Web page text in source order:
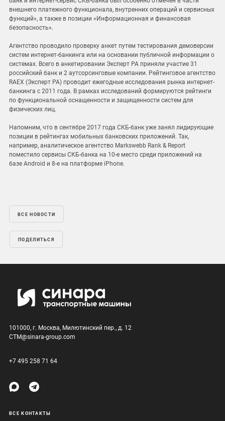
внешнего платежного функционала, внутренних операций и сервисных
функций», а также в позиции «Информационная и финансовая
безопасность».
Агентство проводило проверку анкет путем тестирования демоверсии
систем интернет-банкинга или на основании публичной информации о
системах. Всего в анкетировании Эксперт РА приняли участие 31
российский банк и 2 аутсорсинговые компании. Рейтинговое агентство
RAEX (Эксперт РА) проводит ежегодные исследования рынка интернет-
банкинга с 2011 года. В рамках исследований формируются рейтинги
по функциональной оснащенности и защищенности систем для
физических лиц.
Напомним, что в сентябре 2017 года СКБ-банк уже занял лидирующие
позиции в рейтингах мобильных банковских приложений. Так,
например, аналитическое агентство Markswebb Rank & Report
поместило сервисы СКБ-банка на 10-е место среди приложений на
базе Android и 8-е на платформе iPhone.
ВСЕ НОВОСТИ
ПОДЕЛИТЬСЯ
101000, г. Москва, Милютинский пер., д. 12
CTM@sinara-group.com
+7 495 258 71 64
ВСЕ КОНТАКТЫ